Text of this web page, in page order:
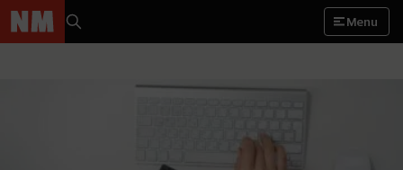
Menu